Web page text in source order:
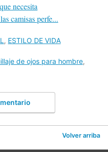
necesita
camisas perfe...
, ESTILO DE VIDA
de ojos para hombre,
Volver arriba